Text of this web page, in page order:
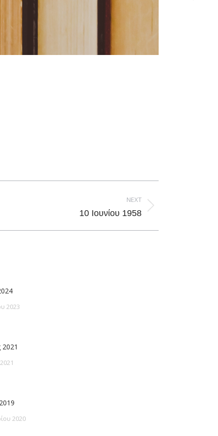
NEXT
10 Ιουνίου 1958
2023
2021
2020